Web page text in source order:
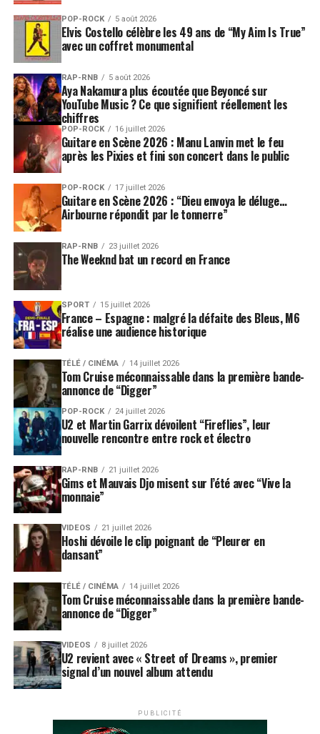
POP-ROCK 5 août 2026
Elvis Costello célèbre les 49 ans de “My Aim Is True”
avec un coffret monumental
RAP-RNB 5 août 2026
Aya Nakamura plus écoutée que Beyoncé sur
YouTube Music ? Ce que signifient réellement les
chiffres
POP-ROCK 16 juillet 2026
Guitare en Scène 2026 : Manu Lanvin met le feu
après les Pixies et fini son concert dans le public
POP-ROCK 17 juillet 2026
Guitare en Scène 2026 : “Dieu envoya le déluge…
Airbourne répondit par le tonnerre”
RAP-RNB 23 juillet 2026
The Weeknd bat un record en France
SPORT 15 juillet 2026
France – Espagne : malgré la défaite des Bleus, M6
réalise une audience historique
TÉLÉ / CINÉMA 14 juillet 2026
Tom Cruise méconnaissable dans la première bande-
annonce de “Digger”
POP-ROCK 24 juillet 2026
U2 et Martin Garrix dévoilent “Fireflies”, leur
nouvelle rencontre entre rock et électro
RAP-RNB 21 juillet 2026
Gims et Mauvais Djo misent sur l’été avec “Vive la
monnaie”
VIDEOS 21 juillet 2026
Hoshi dévoile le clip poignant de “Pleurer en
dansant”
TÉLÉ / CINÉMA 14 juillet 2026
Tom Cruise méconnaissable dans la première bande-
annonce de “Digger”
VIDEOS 8 juillet 2026
U2 revient avec « Street of Dreams », premier
signal d’un nouvel album attendu
PUBLICITÉ